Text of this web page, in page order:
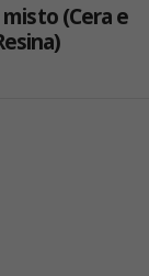
(Cera e